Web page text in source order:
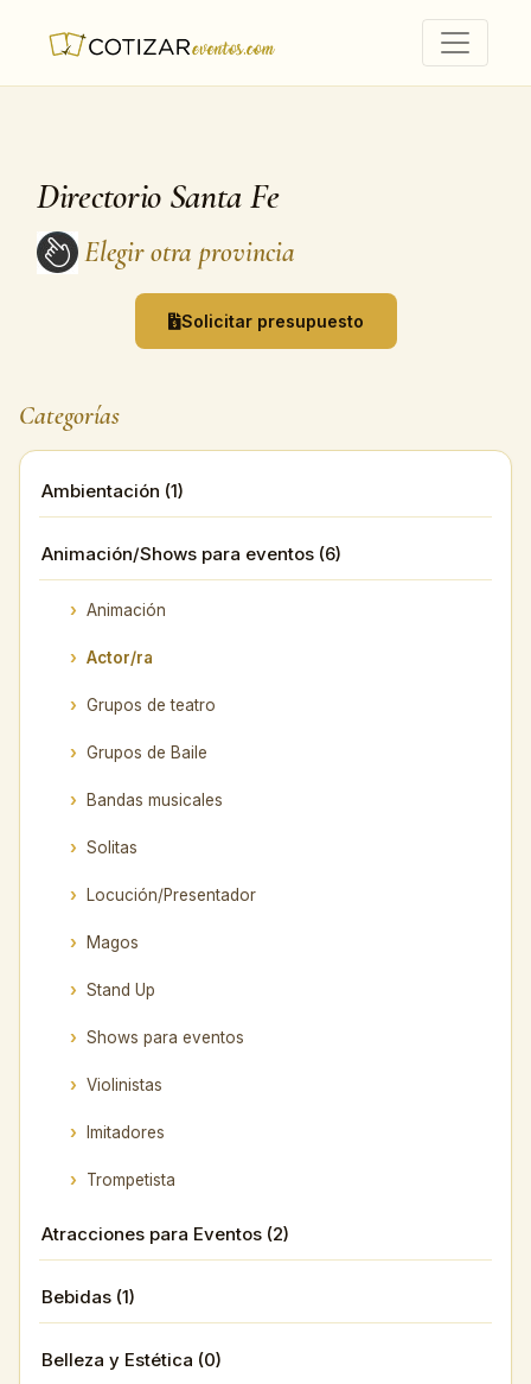
Directorio Santa Fe
Elegir otra provincia
Solicitar presupuesto
Categorías
Ambientación (1)
Animación/Shows para eventos (6)
Animación
Actor/ra
Grupos de teatro
Grupos de Baile
Bandas musicales
Solitas
Locución/Presentador
Magos
Stand Up
Shows para eventos
Violinistas
Imitadores
Trompetista
Atracciones para Eventos (2)
Bebidas (1)
Belleza y Estética (0)